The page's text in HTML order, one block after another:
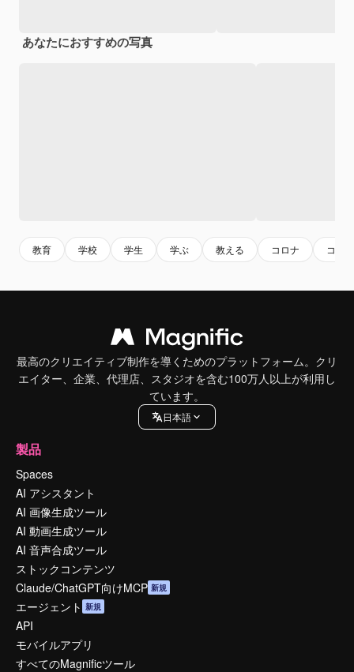
あなたにおすすめの写真
教育 学校 学生 学ぶ 教える コロナ コロ
最高のクリエイティブ制作を導くためのプラットフォーム。クリ
エイター、企業、代理店、スタジオを含む100万人以上が利用し
ています。
日本語
製品
Spaces
AI アシスタント
AI 画像生成ツール
AI 動画生成ツール
AI 音声合成ツール
ストックコンテンツ
Claude/ChatGPT向けMCP 新規
エージェント 新規
API
モバイルアプリ
すべてのMagnificツール